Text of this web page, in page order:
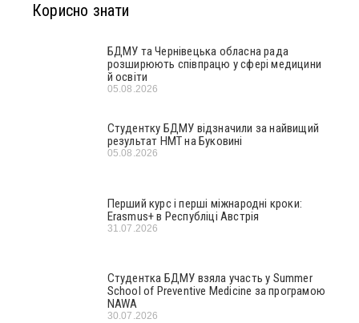
Корисно знати
БДМУ та Чернівецька обласна рада
розширюють співпрацю у сфері медицини
й освіти
05.08.2026
Студентку БДМУ відзначили за найвищий
результат НМТ на Буковині
05.08.2026
Перший курс і перші міжнародні кроки:
Erasmus+ в Республіці Австрія
31.07.2026
Студентка БДМУ взяла участь у Summer
School of Preventive Medicine за програмою
NAWA
30.07.2026